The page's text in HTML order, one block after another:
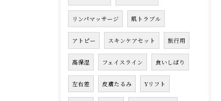
リンパマッサージ 肌トラブル
アトピー スキンケアセット 旅行用
高保湿 フェイスライン 食いしばり
左右差 皮膚たるみ Yリフト